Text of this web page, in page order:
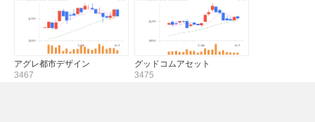
アグレ都市デザイン
3467
グッドコムアセット
3475